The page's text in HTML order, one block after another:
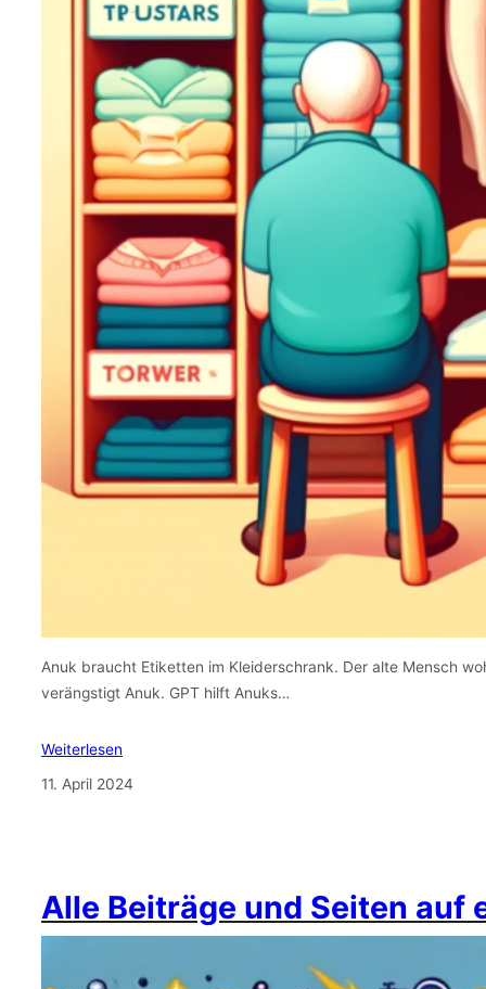
Anuk braucht Etiketten im Kleiderschrank. Der alte Mensch
verängstigt Anuk. GPT hilft Anuks…
Weiterlesen
11. April 2024
Alle Beiträge und Seiten auf